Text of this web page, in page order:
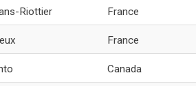
Riottier France
France
Canada